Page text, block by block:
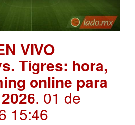
VIVO
Tigres: hora,
online para
. 01 de
15:46